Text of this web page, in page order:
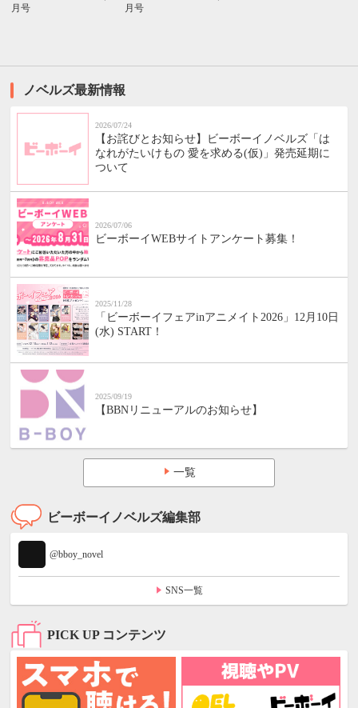
月号
月号
ノベルズ最新情報
2026/07/24
【お詫びとお知らせ】ビーボーイノベルズ「は
なれがたいけもの 愛を求める(仮)」発売延期に
ついて
2026/07/06
ビーボーイWEBサイトアンケート募集！
2025/11/28
「ビーボーイフェアinアニメイト2026」12月10日
(水) START！
2025/09/19
【BBNリニューアルのお知らせ】
一覧
ビーボーイノベルズ編集部
@bboy_novel
SNS一覧
PICK UP コンテンツ